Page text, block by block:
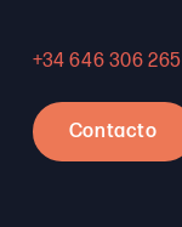
+34 646 306 265
Contacto